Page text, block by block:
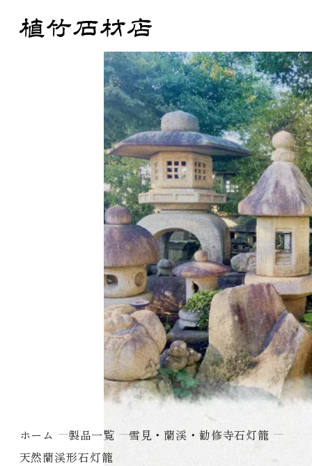
Products
雪見・蘭渓・勧修寺石灯籠
ホーム 製品一覧
雪見・蘭渓・勧修寺石灯籠
天然蘭渓形石灯籠